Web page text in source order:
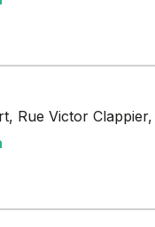
Rue Victor